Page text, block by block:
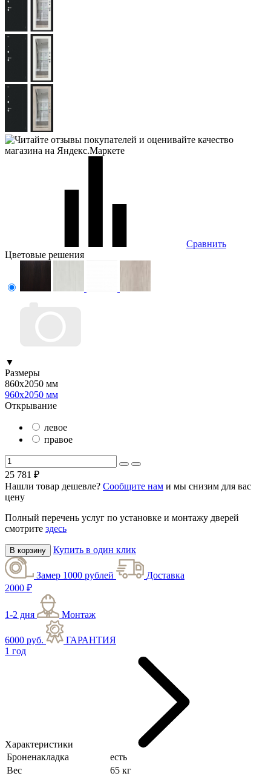
Сравнить
Цветовые решения
▼
Размеры
860х2050 мм
960х2050 мм
Открывание
левое
правое
25 781 ₽
Нашли товар дешевле? Сообщите нам и мы снизим для вас
цену
Полный перечень услуг по установке и монтажу дверей
смотрите здесь
В корзину Купить в один клик
Замер 1000 рублей
Доставка
2000 ₽
1-2 дня Монтаж
6000 руб.
ГАРАНТИЯ
1 год
Характеристики
Броненакладка
есть
Вес
65 кг